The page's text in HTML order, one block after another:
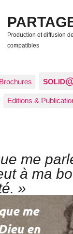
Production et diffusion
compatibles
SOLID
Editions &
me
à ma
»